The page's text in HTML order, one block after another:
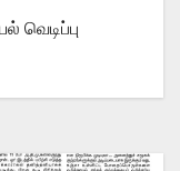
வெடிப்பு